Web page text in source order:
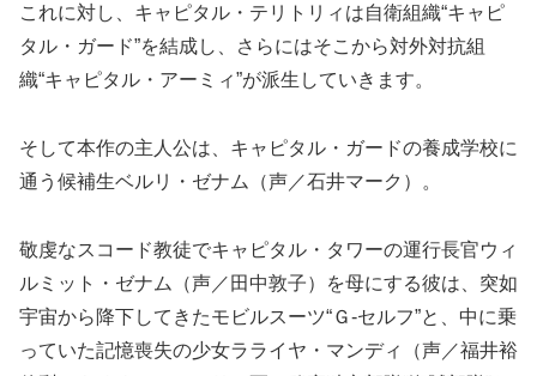
これに対し、キャピタル・テリトリィは自衛組織“キャピ
タル・ガード”を結成し、さらにはそこから対外対抗組
織“キャピタル・アーミィ”が派生していきます。
そして本作の主人公は、キャピタル・ガードの養成学校に
通う候補生ベルリ・ゼナム（声／石井マーク）。
敬虔なスコード教徒でキャピタル・タワーの運行長官ウィ
ルミット・ゼナム（声／田中敦子）を母にする彼は、突如
宇宙から降下してきたモビルスーツ“Ｇ-セルフ”と、中に乗
っていた記憶喪失の少女ラライヤ・マンディ（声／福井裕